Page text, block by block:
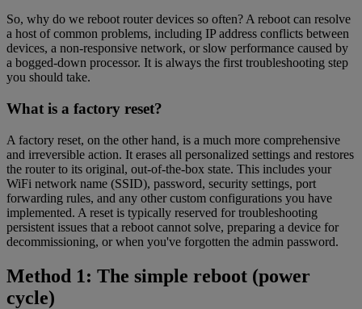
So, why do we reboot router devices so often? A reboot can resolve
a host of common problems, including IP address conflicts between
devices, a non-responsive network, or slow performance caused by
a bogged-down processor. It is always the first troubleshooting step
you should take.
What is a factory reset?
A factory reset, on the other hand, is a much more comprehensive
and irreversible action. It erases all personalized settings and restores
the router to its original, out-of-the-box state. This includes your
WiFi network name (SSID), password, security settings, port
forwarding rules, and any other custom configurations you have
implemented. A reset is typically reserved for troubleshooting
persistent issues that a reboot cannot solve, preparing a device for
decommissioning, or when you've forgotten the admin password.
Method 1: The simple reboot (power
cycle)